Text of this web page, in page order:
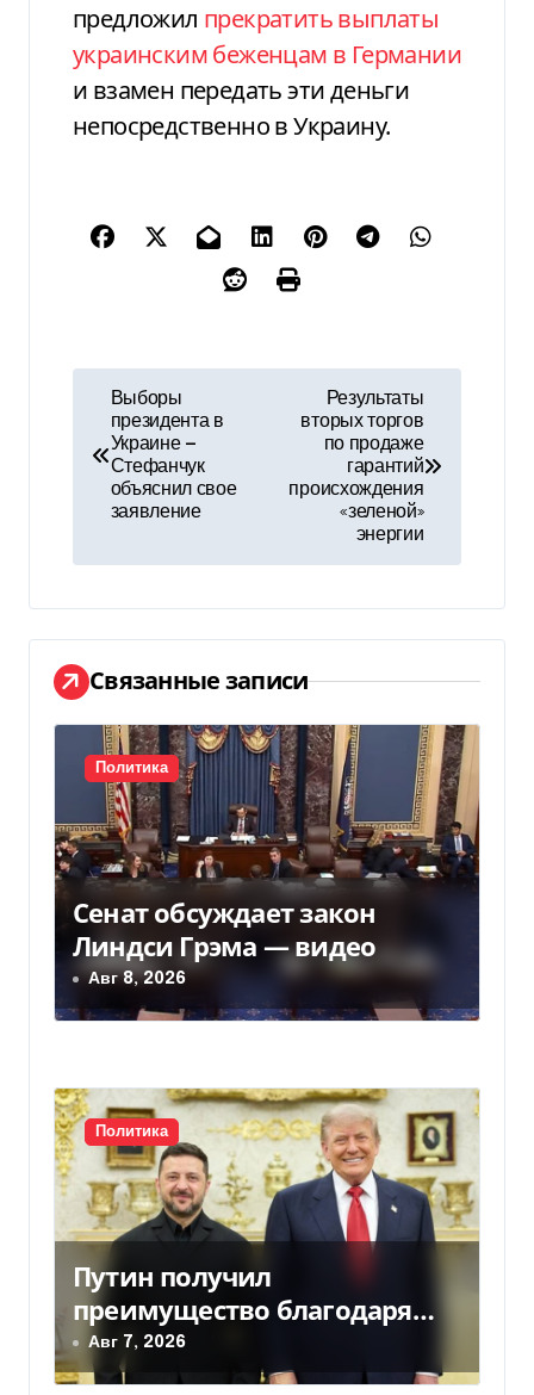
предложил прекратить выплаты
украинским беженцам в Германии
и взамен передать эти деньги
непосредственно в Украину.
а
ц
и
я
п
о
з
а
п
и
с
я
м
Выборы
президента в
Украине —
Стефанчук
объяснил свое
заявление
Результаты
вторых торгов
по продаже
гарантий
происхождения
«зеленой»
энергии
Связанные записи
Политика
Сенат обсуждает закон
Линдси Грэма — видео
Авг 8, 2026
Политика
Путин получил
преимущество благодаря
действиям США
Авг 7, 2026